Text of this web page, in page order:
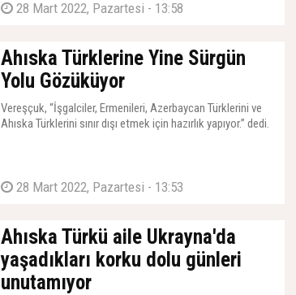
28 Mart 2022, Pazartesi - 13:58
Ahıska Türklerine Yine Sürgün
Yolu Gözüküyor
Vereşçuk, “İşgalciler, Ermenileri, Azerbaycan Türklerini ve
Ahıska Türklerini sınır dışı etmek için hazırlık yapıyor.” dedi.
28 Mart 2022, Pazartesi - 13:53
Ahıska Türkü aile Ukrayna'da
yaşadıkları korku dolu günleri
unutamıyor